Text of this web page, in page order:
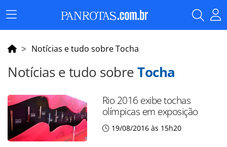
Menu
Principal
Notícias e tudo sobre Tocha
Notícias e tudo sobreTocha
Rio 2016 exibe tochas
olímpicas em exposição
19/08/2016 às 15h20